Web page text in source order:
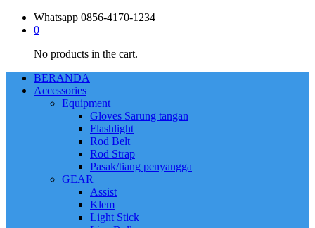
Whatsapp 0856-4170-1234
0
No products in the cart.
BERANDA
Accessories
Equipment
Gloves Sarung tangan
Flashlight
Rod Belt
Rod Strap
Pasak/tiang penyangga
GEAR
Assist
Klem
Light Stick